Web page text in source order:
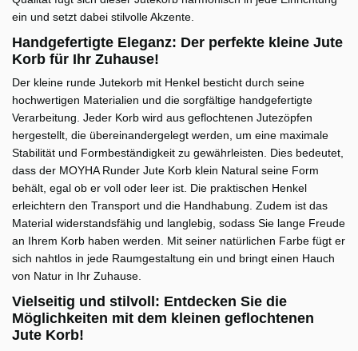
ein und setzt dabei stilvolle Akzente.
Handgefertigte Eleganz: Der perfekte kleine Jute
Korb für Ihr Zuhause!
Der kleine runde Jutekorb mit Henkel besticht durch seine
hochwertigen Materialien und die sorgfältige handgefertigte
Verarbeitung. Jeder Korb wird aus geflochtenen Jutezöpfen
hergestellt, die übereinandergelegt werden, um eine maximale
Stabilität und Formbeständigkeit zu gewährleisten. Dies bedeutet,
dass der MOYHA Runder Jute Korb klein Natural seine Form
behält, egal ob er voll oder leer ist. Die praktischen Henkel
erleichtern den Transport und die Handhabung. Zudem ist das
Material widerstandsfähig und langlebig, sodass Sie lange Freude
an Ihrem Korb haben werden. Mit seiner natürlichen Farbe fügt er
sich nahtlos in jede Raumgestaltung ein und bringt einen Hauch
von Natur in Ihr Zuhause.
Vielseitig und stilvoll: Entdecken Sie die
Möglichkeiten mit dem kleinen geflochtenen
Jute Korb!